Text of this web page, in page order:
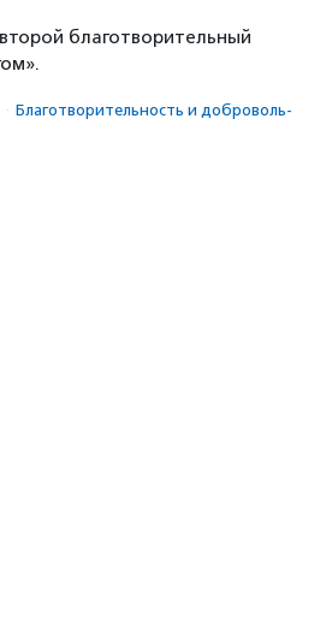
благотворительный
· Благотвори­тель­ность и доброволь­